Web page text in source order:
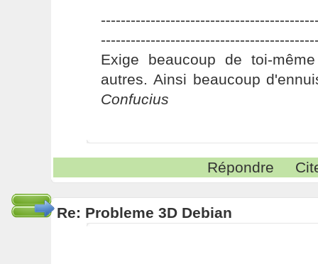
Exige beaucoup de toi-
autres. Ainsi beaucoup
Confucius
Répondre
Re: Probleme 3D Debian